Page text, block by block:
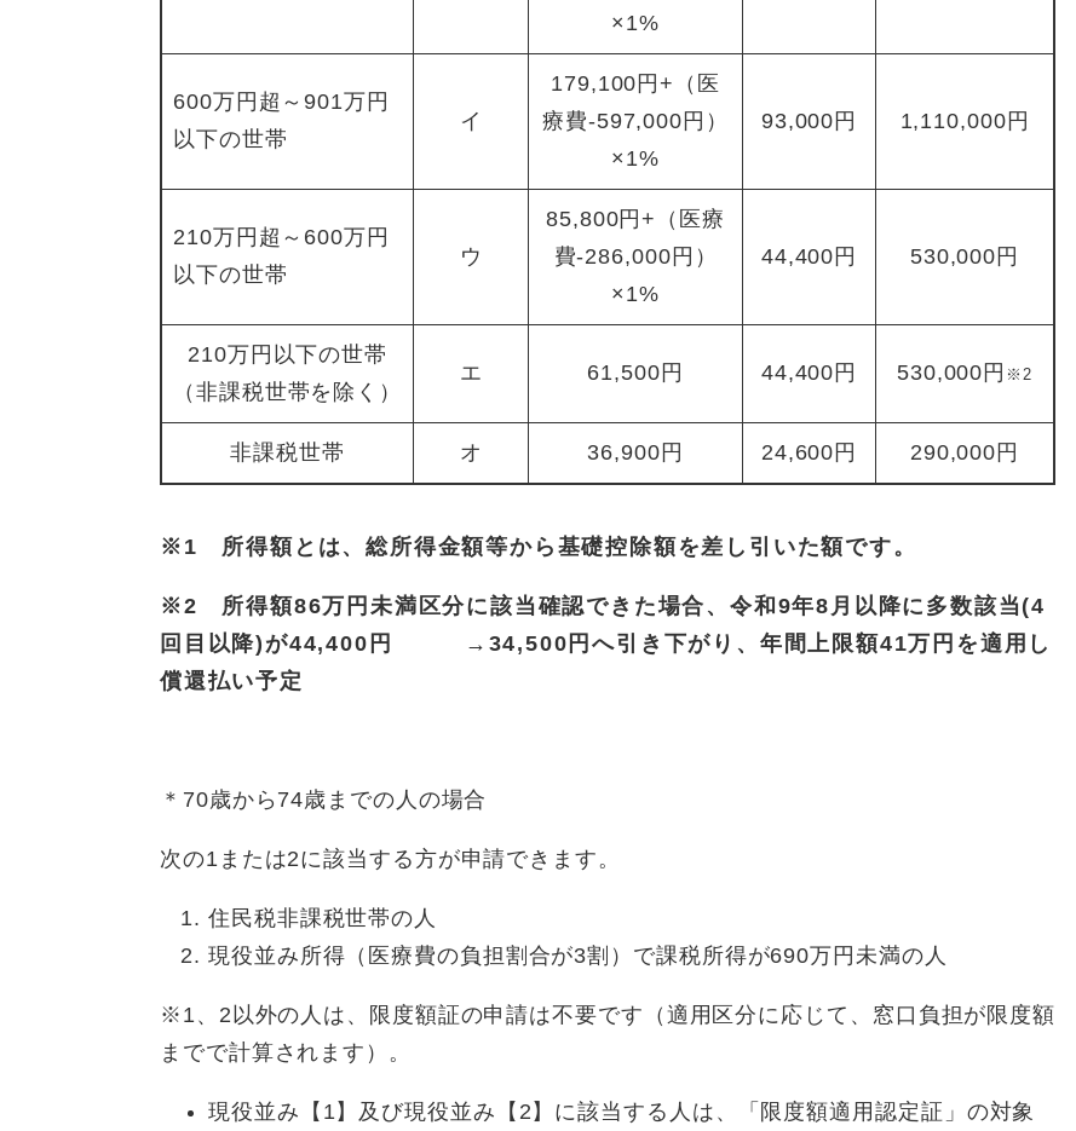
×1%
600万円超～901万円
以下の世帯
イ
179,100円+（医
療費-597,000円）
×1%
93,000円 1,110,000円
210万円超～600万円
以下の世帯
ウ
85,800円+（医療
費-286,000円）
×1%
44,400円 530,000円
210万円以下の世帯
（非課税世帯を除く）
エ 61,500円 44,400円 530,000円 ※2
非課税世帯 オ 36,900円 24,600円 290,000円
※1 所得額とは、総所得金額等から基礎控除額を差し引いた額です。
※2 所得額86万円未満区分に該当確認できた場合、令和9年8月以降に多数該当(4
回目以降)が44,400円 →34,500円へ引き下がり、年間上限額41万円を適用し
償還払い予定
＊70歳から74歳までの人の場合
次の1または2に該当する方が申請できます。
住民税非課税世帯の人
現役並み所得（医療費の負担割合が3割）で課税所得が690万円未満の人
※1、2以外の人は、限度額証の申請は不要です（適用区分に応じて、窓口負担が限度額
までで計算されます）。
現役並み【1】及び現役並み【2】に該当する人は、「限度額適用認定証」の対象